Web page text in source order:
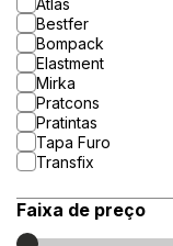
Bestfer
Bompack
Elastment
Mirka
Pratcons
Pratintas
Tapa Furo
Transfix
Faixa de preço